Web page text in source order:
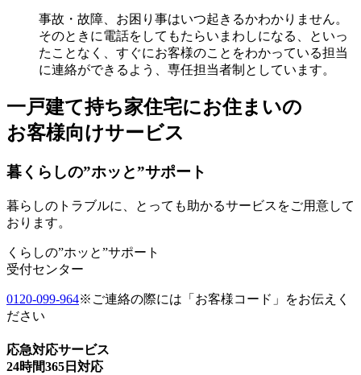
事故・故障、お困り事はいつ起きるかわかりません。
そのときに電話をしてもたらいまわしになる、といっ
たことなく、すぐにお客様のことをわかっている担当
に連絡ができるよう、専任担当者制としています。
一戸建て持ち家住宅にお住まいの
お客様向けサービス
暮くらしの”ホッと”サポート
暮らしのトラブルに、とっても助かるサービスをご用意して
おります。
くらしの”ホッと”サポート
受付センター
0120-099-964※ご連絡の際には「お客様コード」をお伝えく
ださい
応急対応サービス
24時間365日対応